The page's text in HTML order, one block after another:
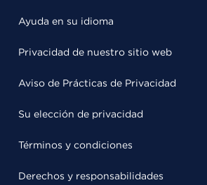
Ayuda en su idioma
Privacidad de nuestro sitio web
Aviso de Prácticas de Privacidad
Su elección de privacidad
Términos y condiciones
Derechos y responsabilidades